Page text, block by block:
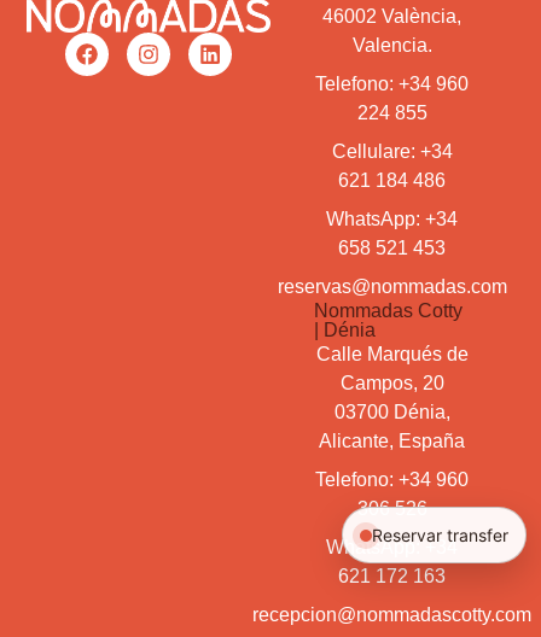
Reservar transfer
46002 València,
Valencia.
Telefono: +34 960
224 855
Cellulare: +34
621 184 486
WhatsApp: +34
658 521 453
reservas@nommadas.com
Nommadas Cotty
| Dénia
Calle Marqués de
Campos, 20
03700 Dénia,
Alicante, España
Telefono: +34 960
306 526
WhatsApp: +34
621 172 163
recepcion@nommadascotty.com